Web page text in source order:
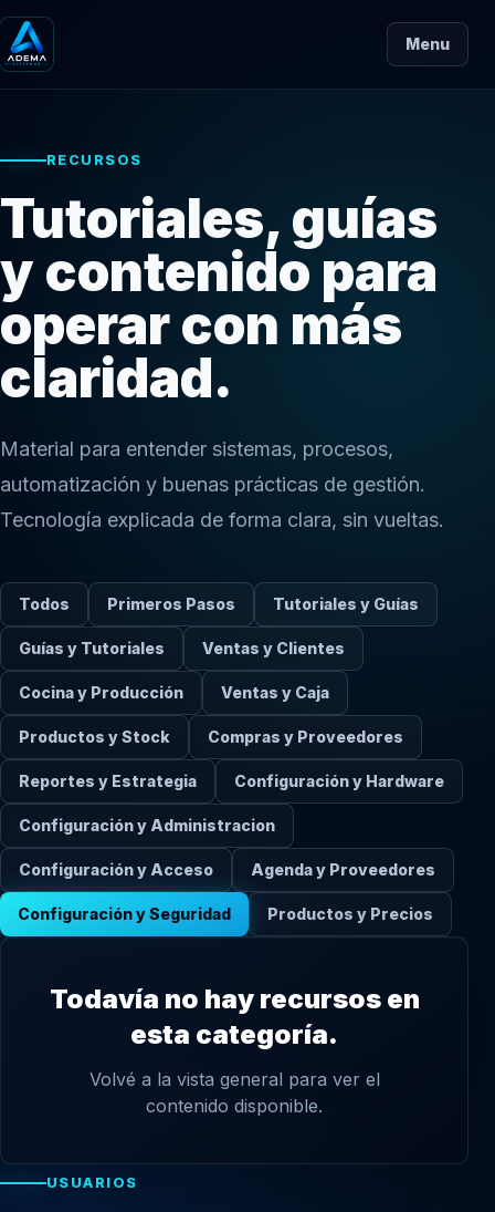
Menu
RECURSOS
Tutoriales, guías
y contenido para
operar con más
claridad.
Material para entender sistemas, procesos,
automatización y buenas prácticas de gestión.
Tecnología explicada de forma clara, sin vueltas.
Todos Primeros Pasos Tutoriales y Guías
Guías y Tutoriales Ventas y Clientes
Cocina y Producción Ventas y Caja
Productos y Stock Compras y Proveedores
Reportes y Estrategia Configuración y Hardware
Configuración y Administracion
Configuración y Acceso Agenda y Proveedores
Configuración y Seguridad Productos y Precios
Todavía no hay recursos en
esta categoría.
Volvé a la vista general para ver el
contenido disponible.
USUARIOS